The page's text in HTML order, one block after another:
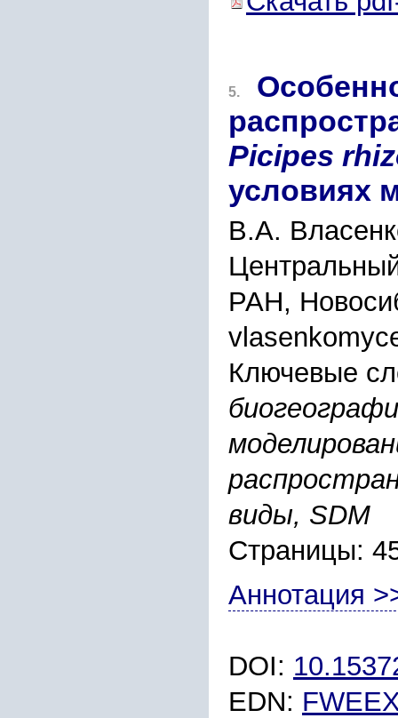
5.
Picipes
условиях
В.А.
РАН,
Ключевые
виды, SDM
Страницы:
Аннотация
DOI:
EDN: